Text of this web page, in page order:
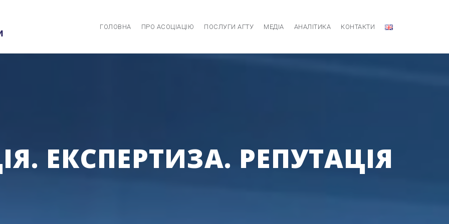
ГОЛОВНА ПРО АСОЦІАЦІЮ ПОСЛУГИ АГТУ МЕДІА АНАЛІТИКА КОНТАКТИ
ЕКСПЕРТИЗА. РЕПУТАЦІЯ